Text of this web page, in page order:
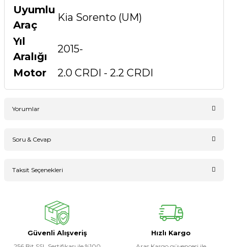
Uyumlu
Araç
Kia Sorento (UM)
Yıl
Aralığı
2015-
Motor
2.0 CRDI - 2.2 CRDI
Yorumlar
Soru & Cevap
Taksit Seçenekleri
Güvenli Alışveriş
Hızlı Kargo